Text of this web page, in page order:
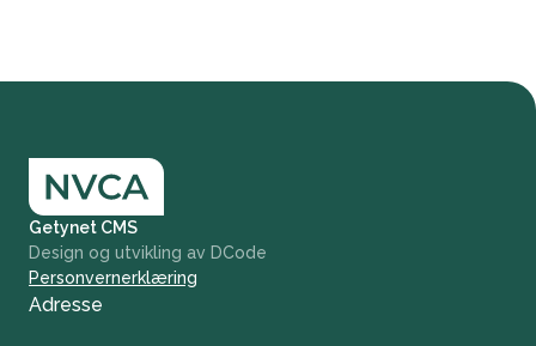
Getynet CMS
Design og utvikling av DCode
Personvernerklæring
Adresse